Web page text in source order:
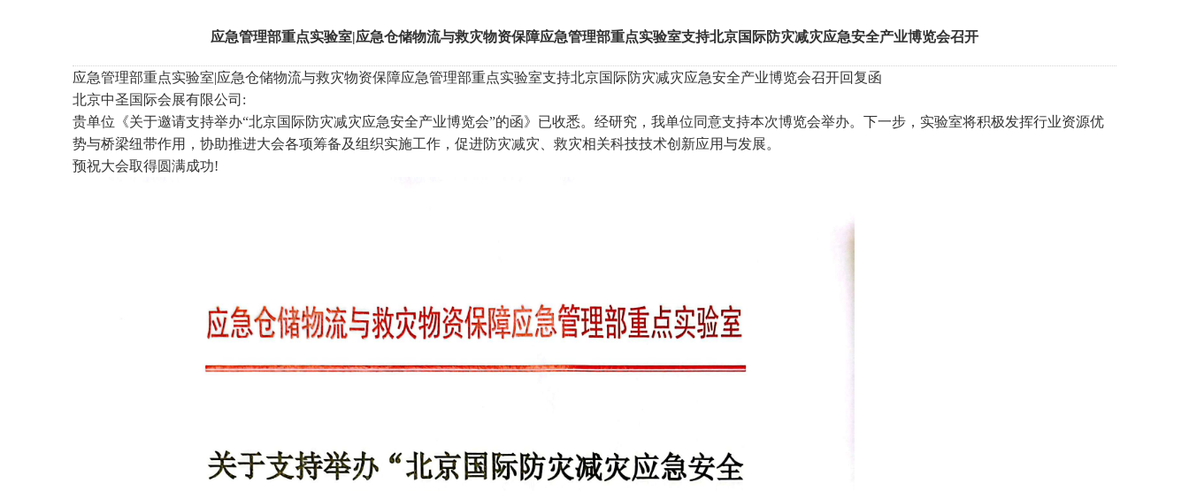
应急管理部重点实验室|应急仓储物流与救灾物资保障应急管理部重点实验室支持北京国际防灾减灾应急安全产业博览会召开
应急管理部重点实验室|应急仓储物流与救灾物资保障应急管理部重点实验室支持北京国际防灾减灾应急安全产业博览会召开回复函
北京中圣国际会展有限公司:
贵单位《关于邀请支持举办“北京国际防灾减灾应急安全产业博览会”的函》已收悉。经研究，我单位同意支持本次博览会举办。下一步，实验室将积极发挥行业资源优
势与桥梁纽带作用，协助推进大会各项筹备及组织实施工作，促进防灾减灾、救灾相关科技技术创新应用与发展。
预祝大会取得圆满成功!